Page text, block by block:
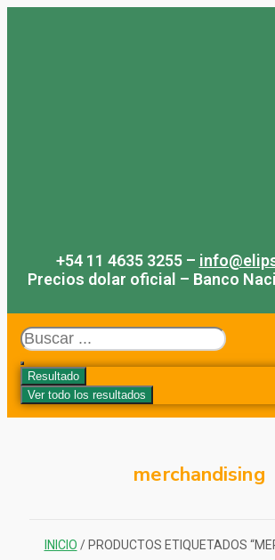
+54 11 4635 3255 –
Precios dolar oficial – Banco
Search
...
Resultado
Ver todo los resultados
merchandising
INICIO / PRODUCTOS ETIQUETADOS